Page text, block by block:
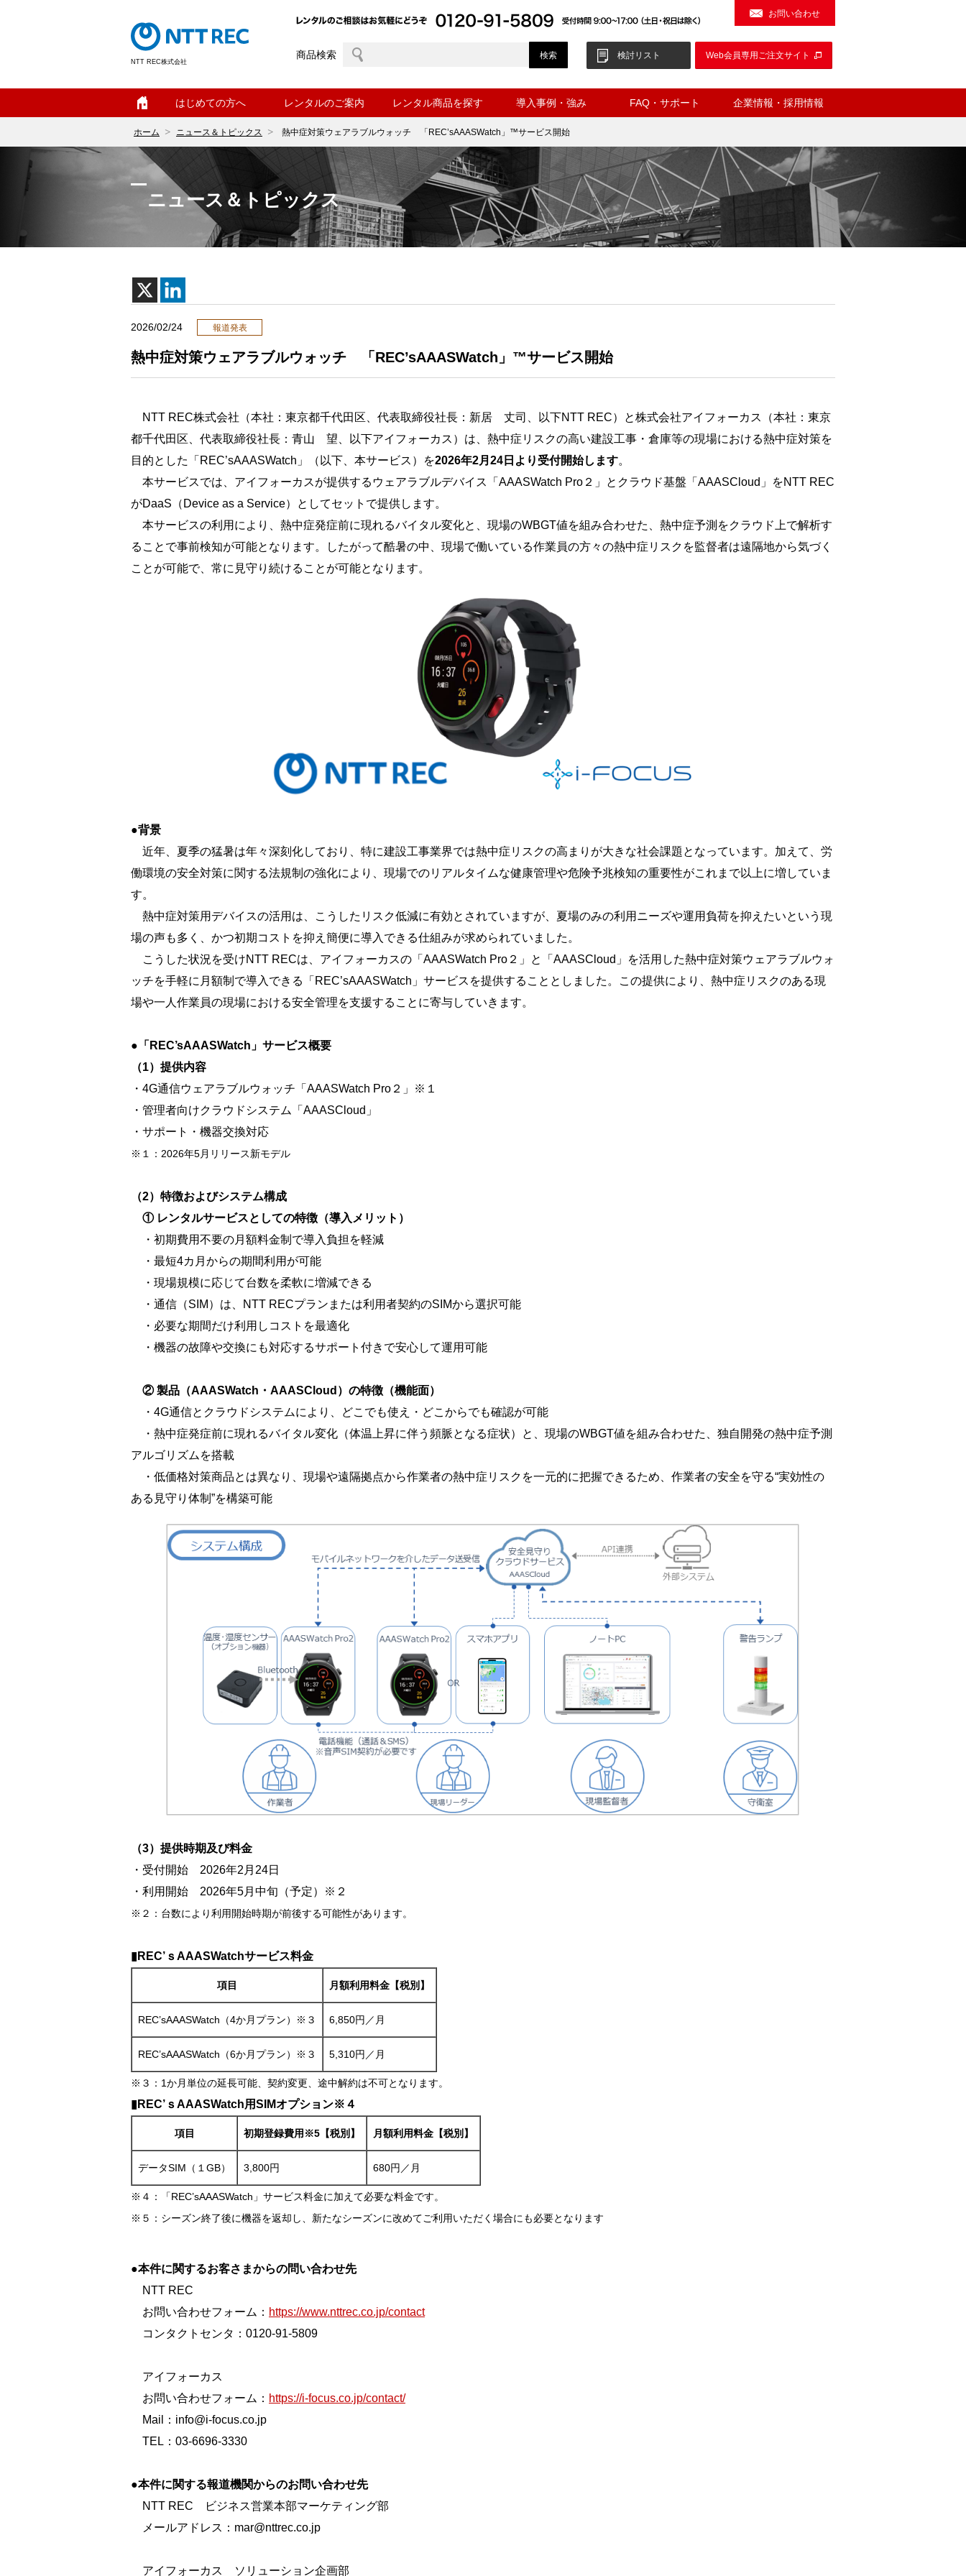
NTT REC株式会社
お問い合わせ
商品検索 検討リスト Web会員専用ご注文サイト
はじめての方へ レンタルのご案内 レンタル商品を探す 導入事例・強み FAQ・サポート 企業情報・採用情報
ホーム ニュース＆トピックス 熱中症対策ウェアラブルウォッチ 「REC’sAAASWatch」™サービス開始
ニュース＆トピックス
2026/02/24 報道発表
熱中症対策ウェアラブルウォッチ 「REC’sAAASWatch」™サービス開始
NTT REC株式会社（本社：東京都千代田区、代表取締役社長：新居 丈司、以下NTT REC）と株式会社アイフォーカス（本社：東京
都千代田区、代表取締役社長：青山 望、以下アイフォーカス）は、熱中症リスクの高い建設工事・倉庫等の現場における熱中症対策を
目的とした「REC’sAAASWatch」（以下、本サービス）を2026年2月24日より受付開始します。
本サービスでは、アイフォーカスが提供するウェアラブルデバイス「AAASWatch Pro２」とクラウド基盤「AAASCloud」をNTT REC
がDaaS（Device as a Service）としてセットで提供します。
本サービスの利用により、熱中症発症前に現れるバイタル変化と、現場のWBGT値を組み合わせた、熱中症予測をクラウド上で解析す
ることで事前検知が可能となります。したがって酷暑の中、現場で働いている作業員の方々の熱中症リスクを監督者は遠隔地から気づく
ことが可能で、常に見守り続けることが可能となります。
●背景
近年、夏季の猛暑は年々深刻化しており、特に建設工事業界では熱中症リスクの高まりが大きな社会課題となっています。加えて、労
働環境の安全対策に関する法規制の強化により、現場でのリアルタイムな健康管理や危険予兆検知の重要性がこれまで以上に増していま
す。
熱中症対策用デバイスの活用は、こうしたリスク低減に有効とされていますが、夏場のみの利用ニーズや運用負荷を抑えたいという現
場の声も多く、かつ初期コストを抑え簡便に導入できる仕組みが求められていました。
こうした状況を受けNTT RECは、アイフォーカスの「AAASWatch Pro２」と「AAASCloud」を活用した熱中症対策ウェアラブルウォ
ッチを手軽に月額制で導入できる「REC’sAAASWatch」サービスを提供することとしました。この提供により、熱中症リスクのある現
場や一人作業員の現場における安全管理を支援することに寄与していきます。
●「REC’sAAASWatch」サービス概要
（1）提供内容
・4G通信ウェアラブルウォッチ「AAASWatch Pro２」※１
・管理者向けクラウドシステム「AAASCloud」
・サポート・機器交換対応
※１：2026年5月リリース新モデル
（2）特徴およびシステム構成
① レンタルサービスとしての特徴（導入メリット）
・初期費用不要の月額料金制で導入負担を軽減
・最短4カ月からの期間利用が可能
・現場規模に応じて台数を柔軟に増減できる
・通信（SIM）は、NTT RECプランまたは利用者契約のSIMから選択可能
・必要な期間だけ利用しコストを最適化
・機器の故障や交換にも対応するサポート付きで安心して運用可能
② 製品（AAASWatch・AAASCloud）の特徴（機能面）
・4G通信とクラウドシステムにより、どこでも使え・どこからでも確認が可能
・熱中症発症前に現れるバイタル変化（体温上昇に伴う頻脈となる症状）と、現場のWBGT値を組み合わせた、独自開発の熱中症予測
アルゴリズムを搭載
・低価格対策商品とは異なり、現場や遠隔拠点から作業者の熱中症リスクを一元的に把握できるため、作業者の安全を守る“実効性の
ある見守り体制”を構築可能
（3）提供時期及び料金
・受付開始 2026年2月24日
・利用開始 2026年5月中旬（予定）※２
※２：台数により利用開始時期が前後する可能性があります。
▮REC’ｓAAASWatchサービス料金
項目 月額利用料金【税別】
REC’sAAASWatch（4か月プラン）※３ 6,850円／月
REC’sAAASWatch（6か月プラン）※３ 5,310円／月
※３：1か月単位の延長可能、契約変更、途中解約は不可となります。
▮REC’ｓAAASWatch用SIMオプション※４
項目 初期登録費用※5【税別】 月額利用料金【税別】
データSIM（１GB） 3,800円 680円／月
※４：「REC’sAAASWatch」サービス料金に加えて必要な料金です。
※５：シーズン終了後に機器を返却し、新たなシーズンに改めてご利用いただく場合にも必要となります
●本件に関するお客さまからの問い合わせ先
NTT REC
お問い合わせフォーム： https://www.nttrec.co.jp/contact
コンタクトセンタ：0120-91-5809
アイフォーカス
お問い合わせフォーム： https://i-focus.co.jp/contact/
Mail：info@i-focus.co.jp
TEL：03-6696-3330
●本件に関する報道機関からのお問い合わせ先
NTT REC ビジネス営業本部マーケティング部
メールアドレス：mar@nttrec.co.jp
アイフォーカス ソリューション企画部